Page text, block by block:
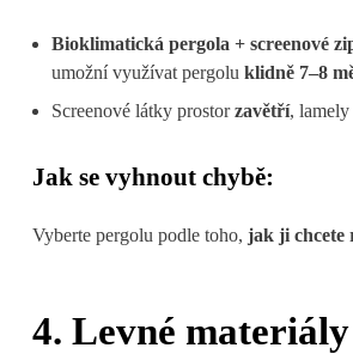
Bioklimatická pergola + screenové
umožní využívat pergoluklidně 7–8
Screenové látky prostorzavětří,
Jak se vyhnout chybě:
Vyberte pergolu podle toho,jak ji chcete
4. Levné